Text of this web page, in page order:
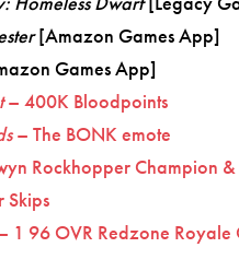
[Amazon Games App]
Games App]
– 400K Bloodpoints
– The BONK emote
Rockhopper Champion
Skips
1 96 OVR Redzone Royale